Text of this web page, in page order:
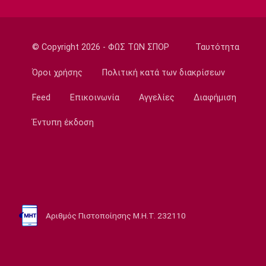
Super League 1
Τζιοβάνι!
Στον Πανσερραϊκό ο Μπίτζιος
Φιλική ήττα της Εθνικής γυναικών από την
Ιταλία
© Copyright 2026 - ΦΩΣ ΤΩΝ ΣΠΟΡ Ταυτότητα
Όροι χρήσης Πολιτική κατά των διακρίσεων
Feed Επικοινωνία Αγγελίες Διαφήμιση
Έντυπη έκδοση
Αριθμός Πιστοποίησης Μ.Η.Τ. 232110